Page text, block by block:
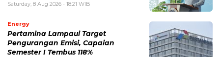
Saturday, 8 Aug 2026 - 18:21 WIB
Energy
Pertamina Lampaui Target
Pengurangan Emisi, Capaian
Semester I Tembus 118%